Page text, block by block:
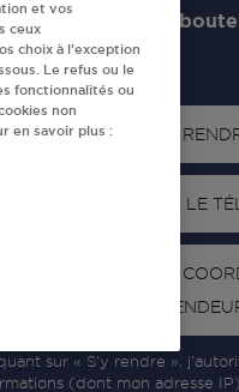
Revendeur de
S'Y
AFFICHER LE
RECEVOIR LES
sur « S’y rendre »,
(dont mon adresse
et vos
ceux
choix à l’exception
Le refus ou le
fonctionnalités ou
non
en savoir plus :